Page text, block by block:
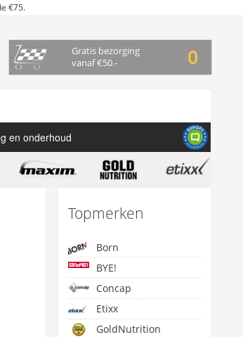
€75.
Gratis bezorging
vanaf €50.-
0
en onderhoud
Topmerken
Born
BYE!
Concap
Etixx
GoldNutrition